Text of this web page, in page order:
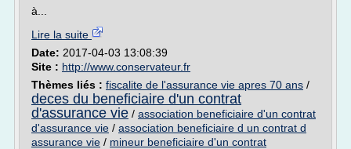
à...
Lire la suite
Date: 2017-04-03 13:08:39
Site : http://www.conservateur.fr
Thèmes liés : fiscalite de l'assurance vie apres 70 ans /
deces du beneficiaire d'un contrat
d'assurance vie / association beneficiaire d'un contrat
d'assurance vie / association beneficiaire d un contrat d
assurance vie / mineur beneficiaire d'un contrat